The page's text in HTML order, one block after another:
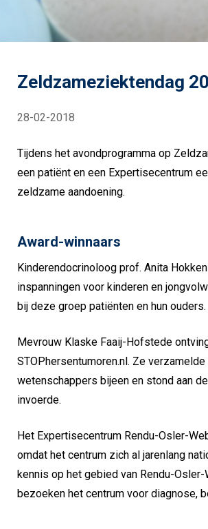
Zeldzameziektendag
28-02-2018
Tijdens het avondprogramma op
een patiënt en een Expertisecentrum
zeldzame aandoening.
Award-winnaars
Kinderendocrinoloog prof. Anita
inspanningen voor kinderen en
bij deze groep patiënten en hun ouders.
Mevrouw Klaske Faaij-Hofstede
STOPhersentumoren.nl. Ze
wetenschappers bijeen en stond aan
invoerde.
Het Expertisecentrum Rendu-Osler-
omdat het centrum zich al jarenlang
kennis op het gebied van Rendu-
bezoeken het centrum voor diagnose,